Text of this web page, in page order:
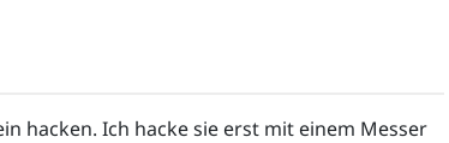
hacken. Ich hacke sie erst mit einem Messer